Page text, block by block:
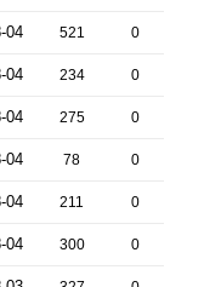
04 521 0
04 234 0
04 275 0
04 78 0
04 211 0
04 300 0